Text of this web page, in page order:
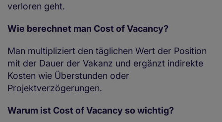
verloren geht.
Wie berechnet man Cost of Vacancy?
Man multipliziert den täglichen Wert der Position
mit der Dauer der Vakanz und ergänzt indirekte
Kosten wie Überstunden oder
Projektverzögerungen.
Warum ist Cost of Vacancy so wichtig?